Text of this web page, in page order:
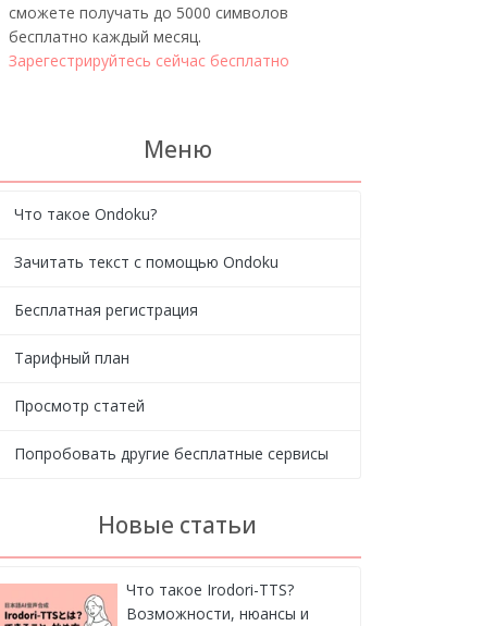
сможете получать до 5000 символов
бесплатно каждый месяц.
Зарегестрируйтесь сейчас бесплатно
Меню
Что такое Ondoku?
Зачитать текст с помощью Ondoku
Бесплатная регистрация
Тарифный план
Просмотр статей
Попробовать другие бесплатные сервисы
Новые статьи
Что такое Irodori-TTS?
Возможности, нюансы и